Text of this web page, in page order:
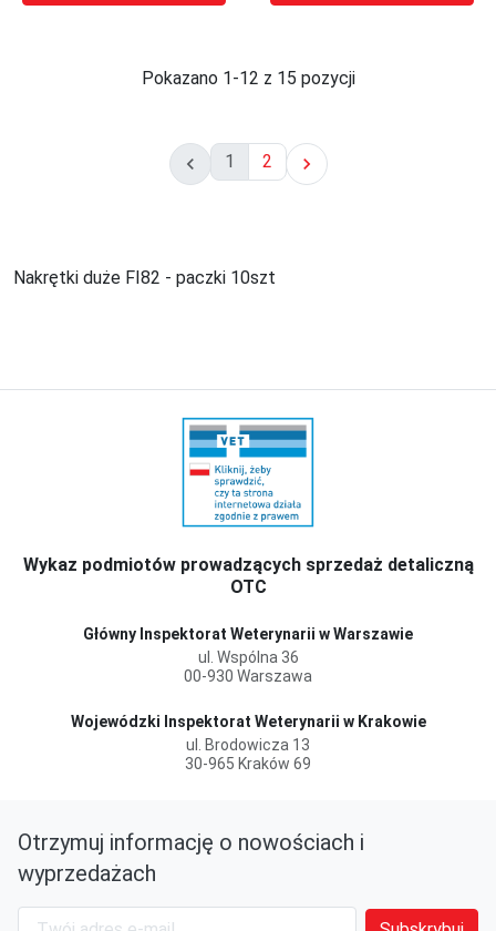
Pokazano 1-12 z 15 pozycji
 1 2 
Nakrętki duże FI82 - paczki 10szt
Wykaz podmiotów prowadzących sprzedaż detaliczną
OTC
Główny Inspektorat Weterynarii w Warszawie
ul. Wspólna 36
00-930 Warszawa
Wojewódzki Inspektorat Weterynarii w Krakowie
ul. Brodowicza 13
30-965 Kraków 69
Otrzymuj informację o nowościach i
wyprzedażach